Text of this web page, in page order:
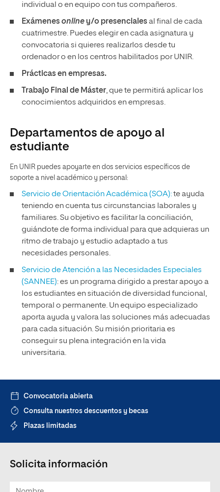
individual o en equipo con tus compañeros.
Exámenesonline y/o presencialesal final de cada
cuatrimestre. Puedes elegir en cada asignatura y
convocatoria si quieres realizarlos desde tu
ordenador o en los centros habilitados por UNIR.
Prácticas en empresas.
Trabajo Final de Máster, que te permitirá aplicar los
conocimientos adquiridos en empresas.
Departamentos de apoyo al
estudiante
En UNIR puedes apoyarte en dos servicios específicos de
soporte a nivel académico y personal:
Servicio de Orientación Académica (SOA):te ayuda
teniendo en cuenta tus circunstancias laborales y
familiares. Su objetivo es facilitar la conciliación,
guiándote de forma individual para que adquieras un
ritmo de trabajo y estudio adaptado a tus
necesidades personales.
Servicio de Atención a las Necesidades Especiales
(SANNEE): es un programa dirigido a prestar apoyo a
los estudiantes en situación de diversidad funcional,
temporal o permanente. Un equipo especializado
aporta ayuda y valora las soluciones más adecuadas
para cada situación. Su misión prioritaria es
conseguir su plena integración en la vida
universitaria.
Convocatoria abierta
Consulta nuestros descuentos y becas
Plazas limitadas
Solicita información